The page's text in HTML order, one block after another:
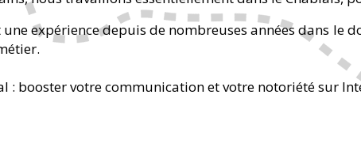
expérience depuis de nombreuses années dans le
: booster votre communication et votre notoriété sur